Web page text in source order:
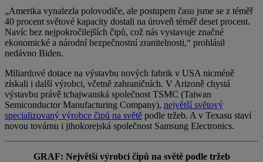
„Amerika vynalezla polovodiče, ale postupem času jsme se z téměř
40 procent světové kapacity dostali na úroveň téměř deset procent.
Navíc bez nejpokročilejších čipů, což nás vystavuje značné
ekonomické a národní bezpečnostní zranitelnosti,“ prohlásil
nedávno Biden.
Miliardové dotace na výstavbu nových fabrik v USA nicméně
získali i další výrobci, včetně zahraničních. V Arizoně chystá
výstavbu právě tchajwanská společnost TSMC (Taiwan
Semiconductor Manufacturing Company), největší světový
specializovaný výrobce čipů na světě podle tržeb. A v Texasu staví
novou továrnu i jihokorejská společnost Samsung Electronics.
GRAF: Největší výrobci čipů na světě podle tržeb